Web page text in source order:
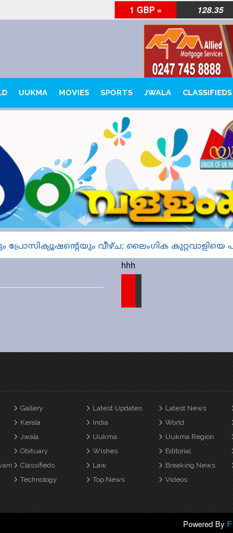
1 GBP = 128.35
UUKMA MOVIES SPORTS JWALA CLASSIFIEDS
വീഴ്ച; ലൈംഗിക കുറ്റവാളിയെ
hhh
Gallery Latest Updates Latest News
Kerala India World
Jwala Uukma Uukma Region
Obituary Wishes Editorial
Classifieds Law Breaking News
Technology Top News Videos
Powered By